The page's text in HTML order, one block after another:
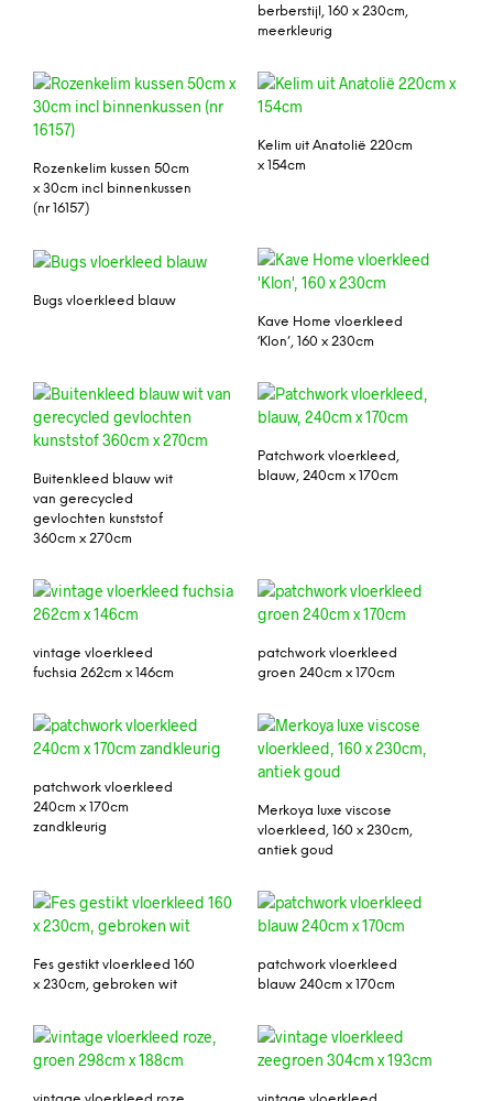
berberstijl, 160 x 230cm,
meerkleurig
Rozenkelim kussen 50cm
x 30cm incl binnenkussen
(nr 16157)
Kelim uit Anatolië 220cm
x 154cm
Bugs vloerkleed blauw
Kave Home vloerkleed
‘Klon’, 160 x 230cm
Buitenkleed blauw wit
van gerecycled
gevlochten kunststof
360cm x 270cm
Patchwork vloerkleed,
blauw, 240cm x 170cm
vintage vloerkleed
fuchsia 262cm x 146cm
patchwork vloerkleed
groen 240cm x 170cm
patchwork vloerkleed
240cm x 170cm
zandkleurig
Merkoya luxe viscose
vloerkleed, 160 x 230cm,
antiek goud
Fes gestikt vloerkleed 160
x 230cm, gebroken wit
patchwork vloerkleed
blauw 240cm x 170cm